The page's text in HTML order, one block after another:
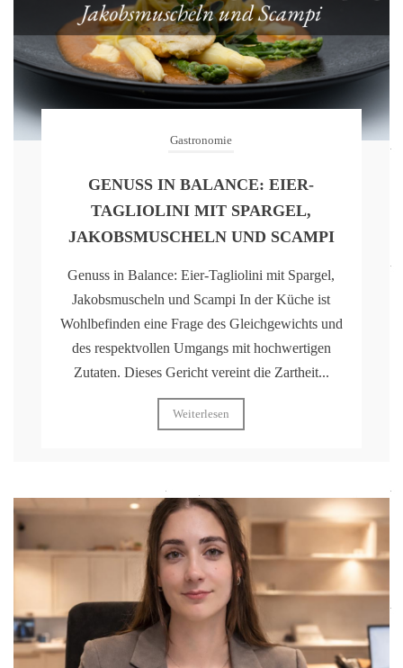
Gastronomie
GENUSS IN BALANCE: EIER-
TAGLIOLINI MIT SPARGEL,
JAKOBSMUSCHELN UND SCAMPI
Genuss in Balance: Eier-Tagliolini mit Spargel,
Jakobsmuscheln und Scampi In der Küche ist
Wohlbefinden eine Frage des Gleichgewichts und
des respektvollen Umgangs mit hochwertigen
Zutaten. Dieses Gericht vereint die Zartheit...
Weiterlesen